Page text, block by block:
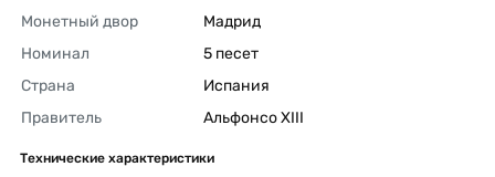
Монетный двор
Мадрид
Номинал
5 песет
Страна
Испания
Правитель
Альфонсо XIII
Технические характеристики